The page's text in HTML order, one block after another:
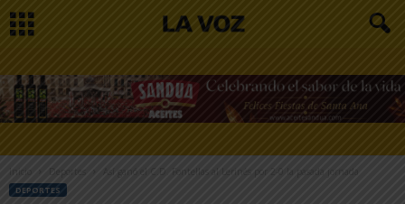
Inicio Así ganó el C.D. Fontellas al Lerinés por 2-0 la pasada jornada
DEPORTES